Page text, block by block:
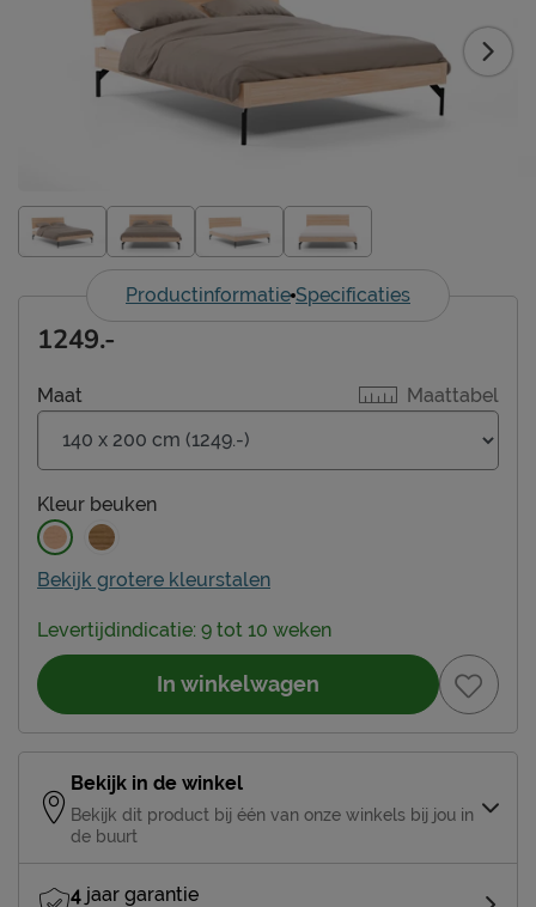
Productinformatie Specificaties
Maattabel
Maat
Kleur beuken
Bekijk grotere kleurstalen
1249.-
Levertijdindicatie: 9 tot 10 weken
In winkelwagen
Bekijk in de winkel
Bekijk dit product bij één van onze winkels bij jou in
de buurt
4 jaar garantie